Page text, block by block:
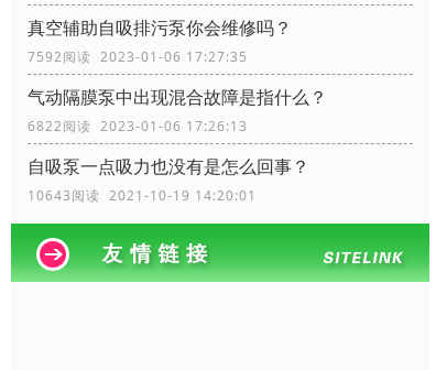
真空辅助自吸排污泵你会维修吗？
7592阅读 2023-01-06 17:27:35
气动隔膜泵中出现混合故障是指什么？
6822阅读 2023-01-06 17:26:13
自吸泵一点吸力也没有是怎么回事？
10643阅读 2021-10-19 14:20:01